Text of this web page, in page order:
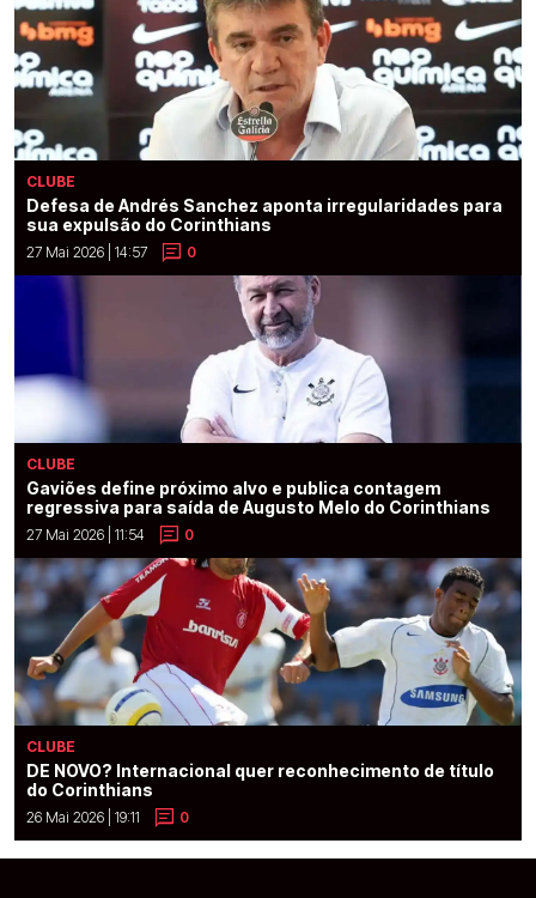
CLUBE
Defesa de Andrés Sanchez aponta irregularidades para
sua expulsão do Corinthians
27 Mai 2026 | 14:57 0
CLUBE
Gaviões define próximo alvo e publica contagem
regressiva para saída de Augusto Melo do Corinthians
27 Mai 2026 | 11:54 0
CLUBE
DE NOVO? Internacional quer reconhecimento de título
do Corinthians
26 Mai 2026 | 19:11 0